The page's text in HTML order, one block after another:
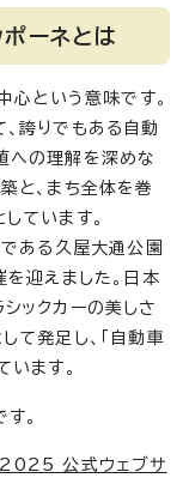
ポーネとは
心という意味です。
誇りでもある自動
への理解を深めな
と、まち全体を巻
ています。
ある久屋大通公園
迎えました。日本
ックカーの美しさ
て発足し、「自動車
います。
。
公式ウェブサ